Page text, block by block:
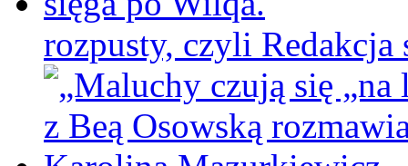
rozpusty, czyli Redakcja